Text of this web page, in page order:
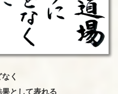
く
として表れる